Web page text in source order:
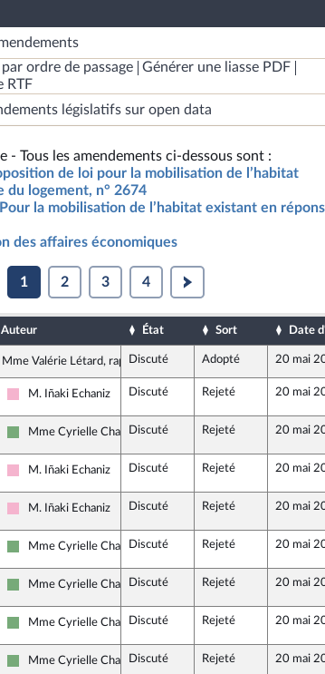
ordre de passage
Générer une liasse PDF
RTF
législatifs sur open data
- Tous les amendements ci-dessous sont :
de loi pour la mobilisation de l’habitat
du logement, n° 2674
Pour la mobilisation de l’habitat existant en
des affaires économiques
1 2 3 4
Auteur État Sort Date
Mme Valérie Létard, rapporteure
Discuté Adopté 20 mai
de l'amendement n°CE54
Socialistes et apparentés
M. Iñaki Echaniz Discuté Rejeté 20 mai
de l'amendement n°CE54
Écologiste et Social
Mme Cyrielle ChatelainDiscuté Rejeté 20 mai
de l'amendement n°CE54
Socialistes et apparentés
M. Iñaki Echaniz Discuté Rejeté 20 mai
de l'amendement n°CE54
Socialistes et apparentés
M. Iñaki Echaniz Discuté Rejeté 20 mai
de l'amendement n°CE54
Écologiste et Social
Mme Cyrielle ChatelainDiscuté Rejeté 20 mai
de l'amendement n°CE54
Écologiste et Social
Mme Cyrielle ChatelainDiscuté Rejeté 20 mai
de l'amendement n°CE54
Écologiste et Social
Mme Cyrielle ChatelainDiscuté Rejeté 20 mai
de l'amendement n°CE54
Écologiste et Social
Mme Cyrielle ChatelainDiscuté Rejeté 20 mai